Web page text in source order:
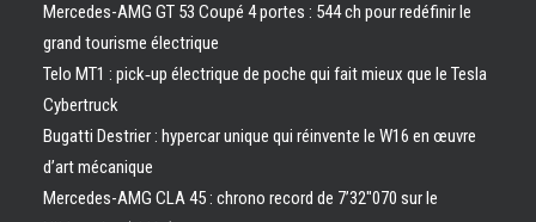
Mercedes-AMG GT 53 Coupé 4 portes : 544 ch pour redéfinir le
grand tourisme électrique
Telo MT1 : pick‑up électrique de poche qui fait mieux que le Tesla
Cybertruck
Bugatti Destrier : hypercar unique qui réinvente le W16 en œuvre
d’art mécanique
Mercedes-AMG CLA 45 : chrono record de 7’32″070 sur le